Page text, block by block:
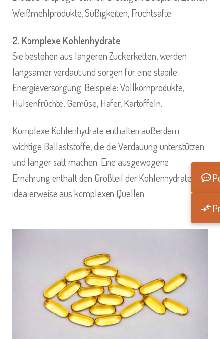
Weißmehlprodukte, Süßigkeiten, Fruchtsäfte.
2. Komplexe Kohlenhydrate
Sie bestehen aus längeren Zuckerketten, werden
langsamer verdaut und sorgen für eine stabile
Energieversorgung. Beispiele: Vollkornprodukte,
Hülsenfrüchte, Gemüse, Hafer, Kartoffeln.
Komplexe Kohlenhydrate enthalten außerdem
wichtige Ballaststoffe, die die Verdauung unterstützen
und länger satt machen. Eine ausgewogene
Ernährung enthält den Großteil der Kohlenhydrate
idealerweise aus komplexen Quellen.